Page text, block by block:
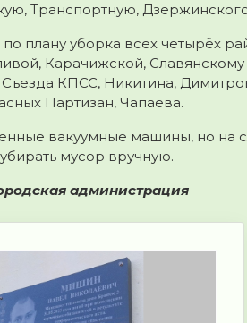
Транспортную,
плану уборка всех четырёх
Карачижской,
Съезда КПСС, Никитина,
Партизан, Чапаева.
вакуумные машины, но на
мусор вручную.
администрация